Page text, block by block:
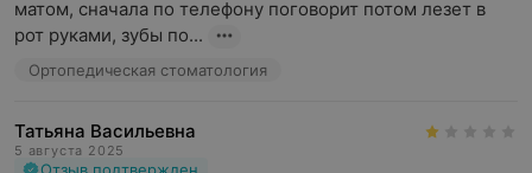
матом, сначала по телефону поговорит потом лезет в
рот руками, зубы по...
Ортопедическая стоматология
Татьяна Васильевна
5 августа 2025